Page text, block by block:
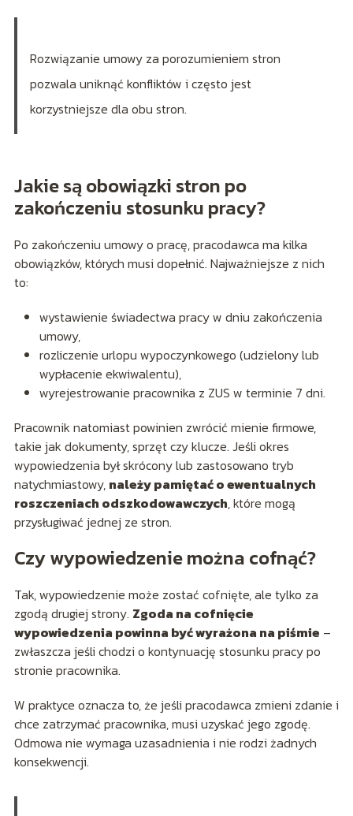
Rozwiązanie umowy za porozumieniem stron
pozwala uniknąć konfliktów i często jest
korzystniejsze dla obu stron.
Jakie są obowiązki stron po
zakończeniu stosunku pracy?
Po zakończeniu umowy o pracę, pracodawca ma kilka
obowiązków, których musi dopełnić. Najważniejsze z nich
to:
wystawienie świadectwa pracy w dniu zakończenia
umowy,
rozliczenie urlopu wypoczynkowego (udzielony lub
wypłacenie ekwiwalentu),
wyrejestrowanie pracownika z ZUS w terminie 7 dni.
Pracownik natomiast powinien zwrócić mienie firmowe,
takie jak dokumenty, sprzęt czy klucze. Jeśli okres
wypowiedzenia był skrócony lub zastosowano tryb
natychmiastowy, należy pamiętać o ewentualnych
roszczeniach odszkodowawczych, które mogą
przysługiwać jednej ze stron.
Czy wypowiedzenie można cofnąć?
Tak, wypowiedzenie może zostać cofnięte, ale tylko za
zgodą drugiej strony. Zgoda na cofnięcie
wypowiedzenia powinna być wyrażona na piśmie –
zwłaszcza jeśli chodzi o kontynuację stosunku pracy po
stronie pracownika.
W praktyce oznacza to, że jeśli pracodawca zmieni zdanie i
chce zatrzymać pracownika, musi uzyskać jego zgodę.
Odmowa nie wymaga uzasadnienia i nie rodzi żadnych
konsekwencji.